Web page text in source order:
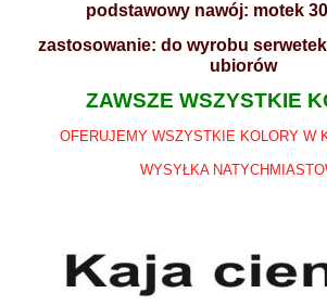
podstawowy nawój: motek
zastosowanie: do wyrobu
ubiorów
ZAWSZE WSZYSTKIE
OFERUJEMY WSZYSTKIE KOLORY W
WYSYŁKA